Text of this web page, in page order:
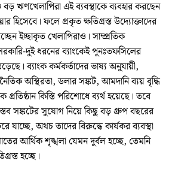
বড় ঋণখেলাপিরা এই ব্যবস্থাকে ব্যবহার করছেন
হিসেবে। ফলে প্রকৃত ক্ষতিগ্রস্ত উদ্যোক্তাদের
ইচ্ছাকৃত খেলাপিরাও। সাম্প্রতিক
দুই ধরনের ব্যাংকেই পুনঃতফসিলের
ব্যাংক কর্মকর্তাদের ভাষ্য অনুযায়ী,
অস্থিরতা, ডলার সঙ্কট, আমদানি ব্যয় বৃদ্ধি
কিস্তি পরিশোধে ব্যর্থ হয়েছে। তবে
সঙ্কটের সুযোগ নিয়ে কিছু বড় গ্রুপ বছরের
অথচ তাদের বিরুদ্ধে কার্যকর ব্যবস্থা
আর্থিক শৃঙ্খলা যেমন দুর্বল হচ্ছে, তেমনি
হচ্ছে।